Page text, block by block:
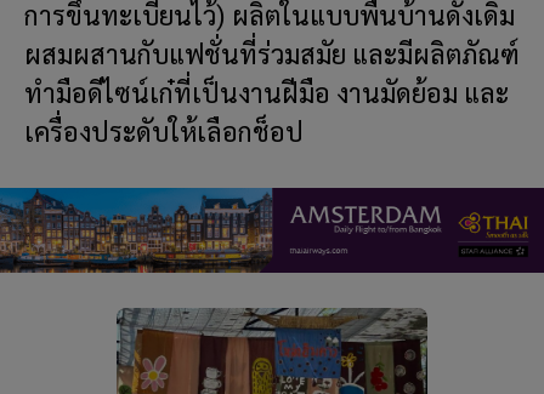
การขึ้นทะเบียนไว้) ผลิตในแบบพื้นบ้านดั้งเดิม
ผสมผสานกับแฟชั่นที่ร่วมสมัย และมีผลิตภัณฑ์
ทำมือดีไซน์เก๋ที่เป็นงานฝีมือ งานมัดย้อม และ
เครื่องประดับให้เลือกช็อป